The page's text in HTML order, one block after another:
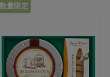
数量限定